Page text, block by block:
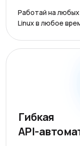
Работай на
Linux в любое
Гибкая
API-